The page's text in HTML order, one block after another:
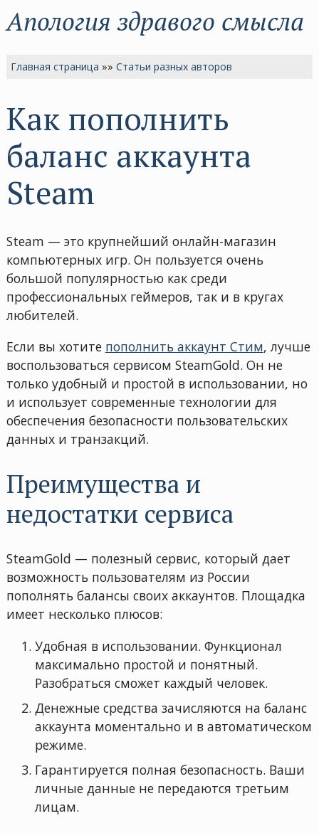
Апология здравого смысла
Главная страница »»Статьи разных авторов
Как пополнить
баланс аккаунта
Steam
Steam — это крупнейший онлайн-магазин
компьютерных игр. Он пользуется очень
большой популярностью как среди
профессиональных геймеров, так и в кругах
любителей.
Если вы хотите пополнить аккаунт Стим, лучше
воспользоваться сервисом SteamGold. Он не
только удобный и простой в использовании, но
и использует современные технологии для
обеспечения безопасности пользовательских
данных и транзакций.
Преимущества и
недостатки сервиса
SteamGold — полезный сервис, который дает
возможность пользователям из России
пополнять балансы своих аккаунтов. Площадка
имеет несколько плюсов:
Удобная в использовании. Функционал
максимально простой и понятный.
Разобраться сможет каждый человек.
Денежные средства зачисляются на баланс
аккаунта моментально и в автоматическом
режиме.
Гарантируется полная безопасность. Ваши
личные данные не передаются третьим
лицам.